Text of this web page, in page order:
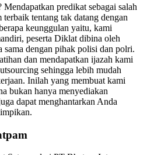
predikat sebagai salah
terbaik tentang tak datang dengan
keunggulan yaitu, kami
peserta Diklat dibina oleh
sama dengan pihak polisi dan polri.
dan mendapatkan ijazah kami
sehingga lebih mudah
Inilah yang membuat kami
bukan hanya menyediakan
dapat menghantarkan Anda